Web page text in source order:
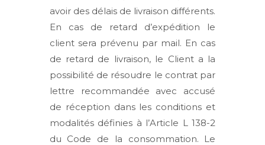
avoir des délais de livraison différents.
En cas de retard d’expédition le
client sera prévenu par mail. En cas
de retard de livraison, le Client a la
possibilité de résoudre le contrat par
lettre recommandée avec accusé
de réception dans les conditions et
modalités définies à l’Article L 138-2
du Code de la consommation. Le